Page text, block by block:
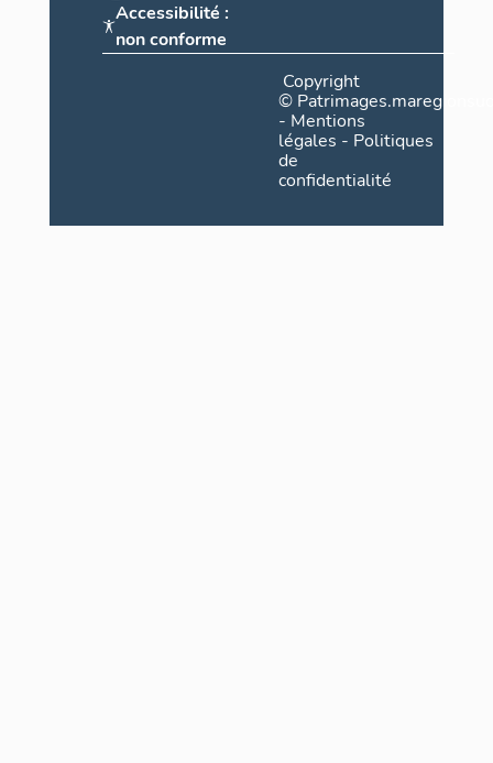
Accessibilité :
non conforme
Copyright
©
- Mentions
légales - Politiques
de
confidentialité